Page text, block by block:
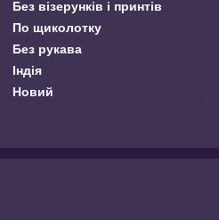
Без візерунків і принтів
По щиколотку
Без рукава
Індія
Новий